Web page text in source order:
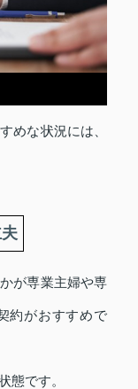
めな状況には、
が専業主婦や専
約がおすすめで
態です。